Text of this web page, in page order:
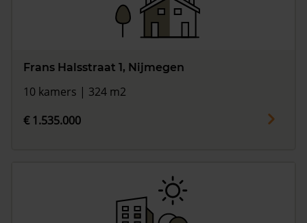
Frans Halsstraat 1, Nijmegen
10 kamers | 324 m2
€ 1.535.000